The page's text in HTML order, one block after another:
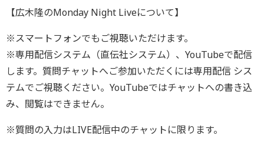
【広木隆のMonday Night Liveについて】
※スマートフォンでもご視聴いただけます。
※専用配信システム（直伝社システム）、YouTubeで配信
します。質問チャットへご参加いただくには専用配信 シス
テムでご視聴ください。YouTubeではチャットへの書き込
み、閲覧はできません。
※質問の入力はLIVE配信中のチャットに限ります。